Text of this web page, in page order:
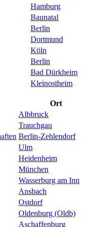
Hamburg
Baunatal
Berlin
Dortmund
Köln
Berlin
Bad Dürkheim
Kleinostheim
Ort
Albbruck
Trauchgau
Berlin-Zehlendorf
Ulm
Heidenheim
München
Wasserburg am Inn
Ansbach
Ostdorf
Oldenburg (Oldb)
Aschaffenburg